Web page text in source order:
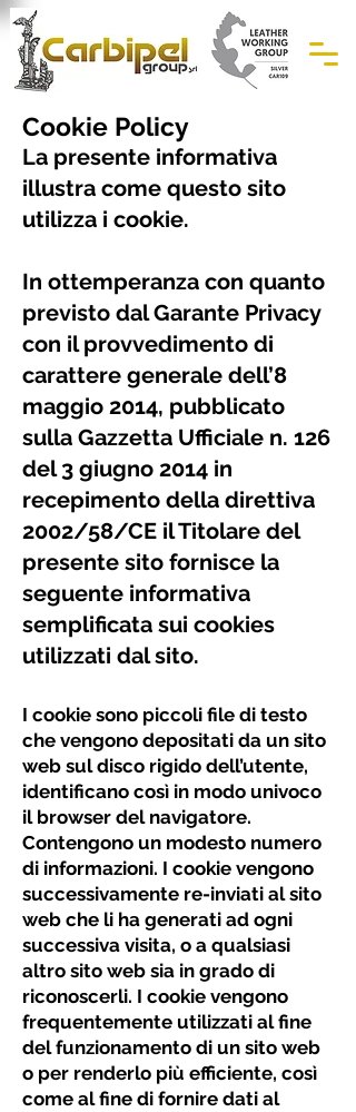
Cookie Policy
La presente informativa
illustra come questo sito
utilizza i cookie.
In ottemperanza con quanto
previsto dal Garante Privacy
con il provvedimento di
carattere generale dell’8
maggio 2014, pubblicato
sulla Gazzetta Ufficiale n. 126
del 3 giugno 2014 in
recepimento della direttiva
2002/58/CE il Titolare del
presente sito fornisce la
seguente informativa
semplificata sui cookies
utilizzati dal sito.
I cookie sono piccoli file di testo
che vengono depositati da un sito
web sul disco rigido dell’utente,
identificano così in modo univoco
il browser del navigatore.
Contengono un modesto numero
di informazioni. I cookie vengono
successivamente re-inviati al sito
web che li ha generati ad ogni
successiva visita, o a qualsiasi
altro sito web sia in grado di
riconoscerli. I cookie vengono
frequentemente utilizzati al fine
del funzionamento di un sito web
o per renderlo più efficiente, così
come al fine di fornire dati al